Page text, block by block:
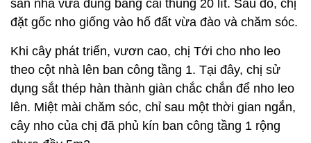
sân nhà vừa đúng bằng cái thùng 20 lít. Sau đó, chị
đặt gốc nho giống vào hố đất vừa đào và chăm sóc.
Khi cây phát triển, vươn cao, chị Tới cho nho leo
theo cột nhà lên ban công tầng 1. Tại đây, chị sử
dụng sắt thép hàn thành giàn chắc chắn để nho leo
lên. Miệt mài chăm sóc, chỉ sau một thời gian ngắn,
cây nho của chị đã phủ kín ban công tầng 1 rộng